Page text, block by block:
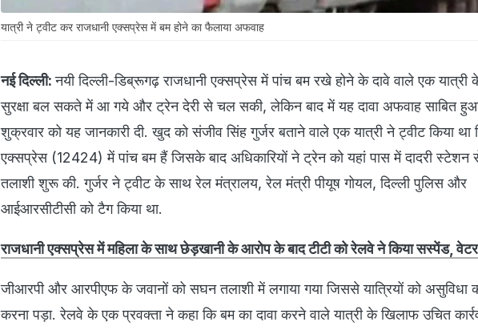
यात्री ने ट्वीट कर राजधानी एक्सप्रेस में बम होने का फैलाया अफवाह
नई दिल्ली: नयी दिल्ली-डिब्रूगढ़ राजधानी एक्सप्रेस में पांच बम रखे होने के दावे वाले एक यात्री
सुरक्षा बल सकते में आ गये और ट्रेन देरी से चल सकी, लेकिन बाद में यह दावा अफवाह साबित
शुक्रवार को यह जानकारी दी. खुद को संजीव सिंह गुर्जर बताने वाले एक यात्री ने ट्वीट किया था
एक्सप्रेस (12424) में पांच बम हैं जिसके बाद अधिकारियों ने ट्रेन को यहां पास में दादरी स्टेशन
तलाशी शुरू की. गुर्जर ने ट्वीट के साथ रेल मंत्रालय, रेल मंत्री पीयूष गोयल, दिल्ली पुलिस और
आईआरसीटीसी को टैग किया था.
राजधानी एक्सप्रेस में महिला के साथ छेड़खानी के आरोप के बाद टीटी को रेलवे ने किया सस्पेंड, वेटर
जीआरपी और आरपीएफ के जवानों को सघन तलाशी में लगाया गया जिससे यात्रियों को असुविधा
करना पड़ा. रेलवे के एक प्रवक्ता ने कहा कि बम का दावा करने वाले यात्री के खिलाफ उचित